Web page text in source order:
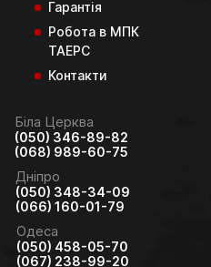
Гарантія
Робота в МПК
ТАЕРС
Контакти
Біла Церква
(050) 346-89-82
(068) 989-60-75
Дніпро
(050) 348-34-09
(066) 160-01-79
Одеса
(050) 458-05-70
(067) 238-99-20